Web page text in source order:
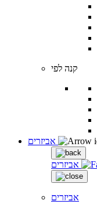
קנה לפי
אביזרים
אביזרים